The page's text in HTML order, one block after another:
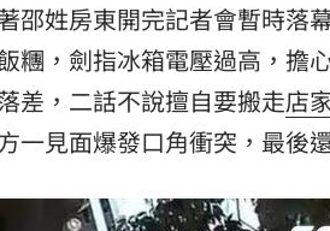
邵姓房東開完記者會暫時落
糰，劍指冰箱電壓過高，擔
差，二話不說擅自要搬走店
一見面爆發口角衝突，最後